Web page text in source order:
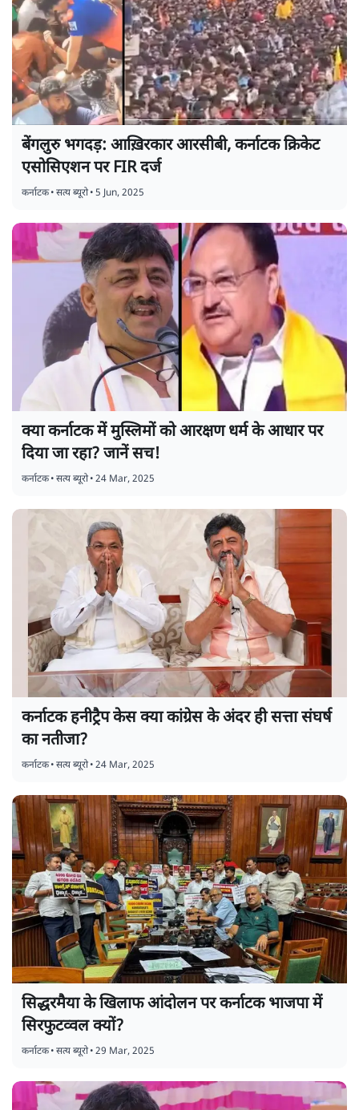
बेंगलुरु भगदड़: आख़िरकार आरसीबी, कर्नाटक क्रिकेट
एसोसिएशन पर FIR दर्ज
कर्नाटक•सत्य ब्यूरो•5 Jun, 2025
क्या कर्नाटक में मुस्लिमों को आरक्षण धर्म के आधार पर
दिया जा रहा? जानें सच!
कर्नाटक•सत्य ब्यूरो•24 Mar, 2025
कर्नाटक हनीट्रैप केस क्या कांग्रेस के अंदर ही सत्ता संघर्ष
का नतीजा?
कर्नाटक•सत्य ब्यूरो•24 Mar, 2025
सिद्धरमैया के खिलाफ आंदोलन पर कर्नाटक भाजपा में
सिरफुटव्वल क्यों?
कर्नाटक•सत्य ब्यूरो•29 Mar, 2025